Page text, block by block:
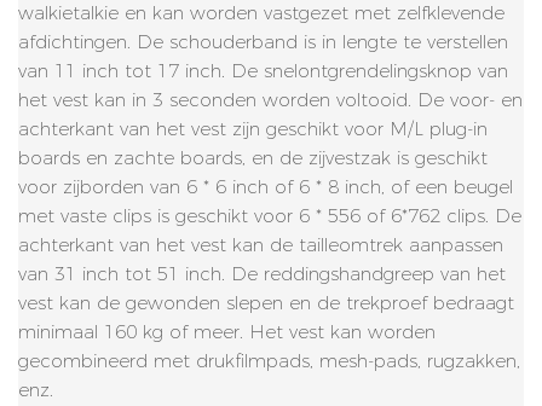
walkietalkie en kan worden vastgezet met zelfklevende
afdichtingen. De schouderband is in lengte te verstellen
van 11 inch tot 17 inch. De snelontgrendelingsknop van
het vest kan in 3 seconden worden voltooid. De voor- en
achterkant van het vest zijn geschikt voor M/L plug-in
boards en zachte boards, en de zijvestzak is geschikt
voor zijborden van 6 * 6 inch of 6 * 8 inch, of een beugel
met vaste clips is geschikt voor 6 * 556 of 6*762 clips. De
achterkant van het vest kan de tailleomtrek aanpassen
van 31 inch tot 51 inch. De reddingshandgreep van het
vest kan de gewonden slepen en de trekproef bedraagt ​​
minimaal 160 kg of meer. Het vest kan worden
gecombineerd met drukfilmpads, mesh-pads, rugzakken,
enz.